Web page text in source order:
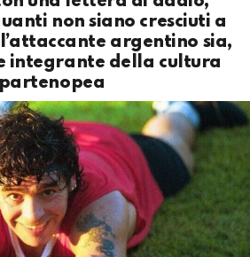
non siano cresciuti a
argentino sia,
integrante della cultura
partenopea